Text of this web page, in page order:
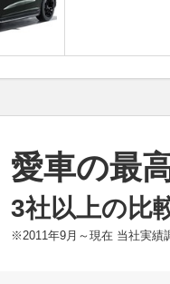
愛車の最
3社以上の比
※2011年9月～現在 当社実績